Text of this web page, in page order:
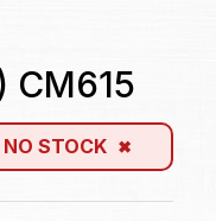
CM615
NO STOCK